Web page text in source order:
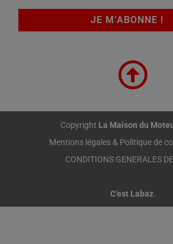
Copyright La Maison du
Mentions légales & Politique de
CONDITIONS GENERALES
C’est Labaz.